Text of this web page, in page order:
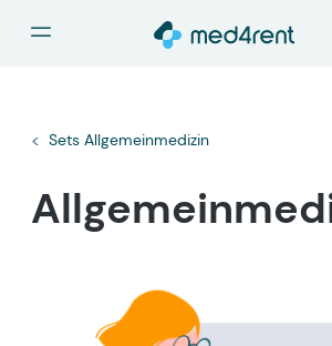
springen
Sets Allgemeinmedizin